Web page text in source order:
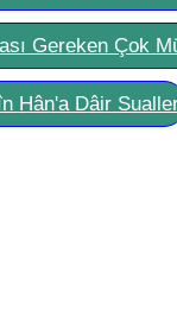
Gereken Çok
Hân'a Dâir